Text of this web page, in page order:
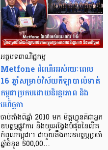
អត្ថបទពាណិជ្ជកម្ម
Metfone ដំណើរអស់រយៈពេល
16 ឆ្នាំសម្រាប់វិស័យកីឡាបាល់ទាត់
កម្ពុជាប្រកបដោយនិរន្តរភាព និង
មហិច្ឆតា
ចាប់តាំងពីឆ្នាំ 2010 មក មិត្តហ្វូនគឺជាអ្នក
ឧបត្ថម្ភផ្លូវការ និងយូរអង្វែងបំផុតនៃលីគ
កំពូលកម្ពុជា។ ជាមួយនឹងការឧបត្ថម្ភប្រចាំ
ឆ្នាំចំនួន 500,00…